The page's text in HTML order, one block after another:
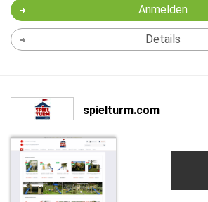
Anmelden
Details
spielturm.com